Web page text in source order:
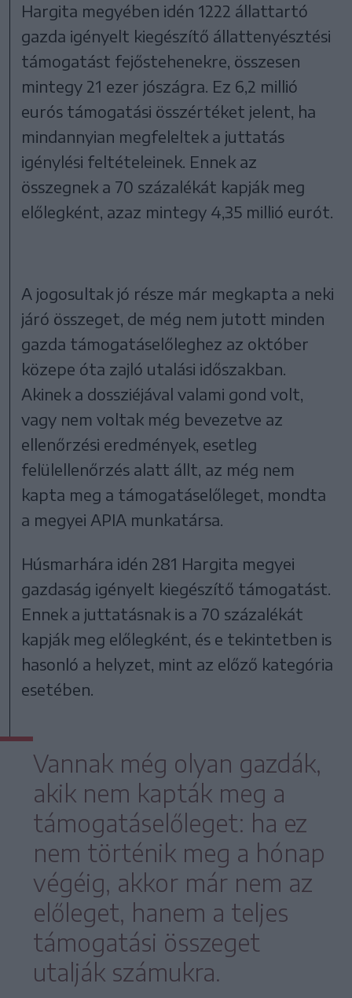
Hargita megyében idén 1222 állattartó
gazda igényelt kiegészítő állattenyésztési
támogatást fejőstehenekre, összesen
mintegy 21 ezer jószágra. Ez 6,2 millió
eurós támogatási összértéket jelent, ha
mindannyian megfeleltek a juttatás
igénylési feltételeinek. Ennek az
összegnek a 70 százalékát kapják meg
előlegként, azaz mintegy 4,35 millió eurót.
A jogosultak jó része már megkapta a neki
járó összeget, de még nem jutott minden
gazda támogatáselőleghez az október
közepe óta zajló utalási időszakban.
Akinek a dossziéjával valami gond volt,
vagy nem voltak még bevezetve az
ellenőrzési eredmények, esetleg
felülellenőrzés alatt állt, az még nem
kapta meg a támogatáselőleget, mondta
a megyei APIA munkatársa.
Húsmarhára idén 281 Hargita megyei
gazdaság igényelt kiegészítő támogatást.
Ennek a juttatásnak is a 70 százalékát
kapják meg előlegként, és e tekintetben is
hasonló a helyzet, mint az előző kategória
esetében.
Vannak még olyan gazdák,
akik nem kapták meg a
támogatáselőleget: ha ez
nem történik meg a hónap
végéig, akkor már nem az
előleget, hanem a teljes
támogatási összeget
utalják számukra.